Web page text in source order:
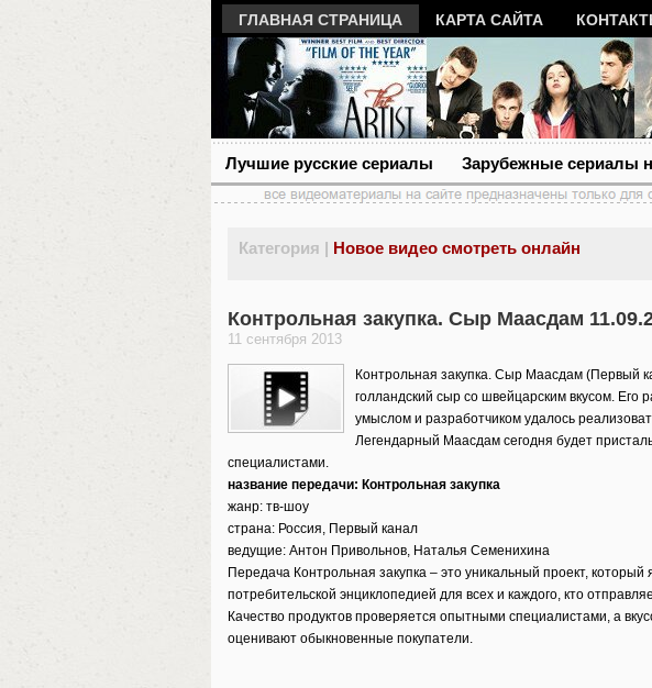
ГЛАВНАЯ СТРАНИЦА КАРТА САЙТА
Лучшие русские сериалы Зарубежные сериалы
Категория | Новое видео смотреть онлайн
Контрольная закупка. Сыр Маасдам
11 сентября 2013
Контрольная закупка. Сыр Маасдам (Первый
голландский сыр со швейцарским вкусом. Его
умыслом и разработчиком удалось
Легендарный Маасдам сегодня будет
специалистами.
название передачи: Контрольная закупка
жанр: тв-шоу
страна: Россия, Первый канал
ведущие: Антон Привольнов, Наталья Семенихина
Передача Контрольная закупка – это уникальный проект,
потребительской энциклопедией для всех и каждого, кто
Качество продуктов проверяется опытными специалистами, а
оценивают обыкновенные покупатели.